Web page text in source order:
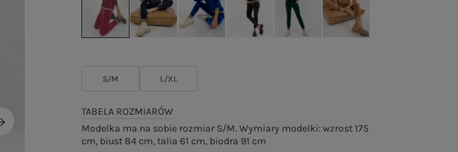
S/M L/XL
TABELA ROZMIARÓW
Modelka ma na sobie rozmiar S/M. Wymiary modelki: wzrost 175
cm, biust 84 cm, talia 61 cm, biodra 91 cm